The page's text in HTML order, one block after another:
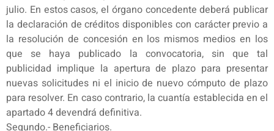
julio. En estos casos, el órgano concedente deberá publicar
la declaración de créditos disponibles con carácter previo a
la resolución de concesión en los mismos medios en los
que se haya publicado la convocatoria, sin que tal
publicidad implique la apertura de plazo para presentar
nuevas solicitudes ni el inicio de nuevo cómputo de plazo
para resolver. En caso contrario, la cuantía establecida en el
apartado 4 devendrá definitiva.
Segundo.- Beneficiarios.